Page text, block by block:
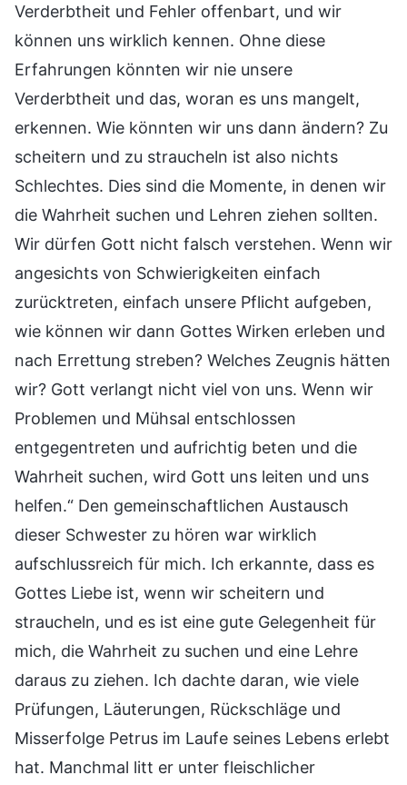
Verderbtheit und Fehler offenbart, und wir
können uns wirklich kennen. Ohne diese
Erfahrungen könnten wir nie unsere
Verderbtheit und das, woran es uns mangelt,
erkennen. Wie könnten wir uns dann ändern? Zu
scheitern und zu straucheln ist also nichts
Schlechtes. Dies sind die Momente, in denen wir
die Wahrheit suchen und Lehren ziehen sollten.
Wir dürfen Gott nicht falsch verstehen. Wenn wir
angesichts von Schwierigkeiten einfach
zurücktreten, einfach unsere Pflicht aufgeben,
wie können wir dann Gottes Wirken erleben und
nach Errettung streben? Welches Zeugnis hätten
wir? Gott verlangt nicht viel von uns. Wenn wir
Problemen und Mühsal entschlossen
entgegentreten und aufrichtig beten und die
Wahrheit suchen, wird Gott uns leiten und uns
helfen.“ Den gemeinschaftlichen Austausch
dieser Schwester zu hören war wirklich
aufschlussreich für mich. Ich erkannte, dass es
Gottes Liebe ist, wenn wir scheitern und
straucheln, und es ist eine gute Gelegenheit für
mich, die Wahrheit zu suchen und eine Lehre
daraus zu ziehen. Ich dachte daran, wie viele
Prüfungen, Läuterungen, Rückschläge und
Misserfolge Petrus im Laufe seines Lebens erlebt
hat. Manchmal litt er unter fleischlicher